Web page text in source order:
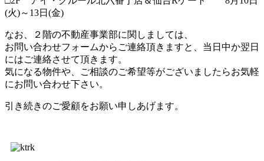
(火)～13日(金)
なお、２階の不動産事業部に関しましては、
お問い合わせフォームからご連絡頂きますと、当日中か翌日
にはご連絡させて頂きます。
気になる物件や、ご相談のご希望等がございましたらお気軽
にお問い合わせ下さい。
引き続きのご愛顧をお願い申しあげます。